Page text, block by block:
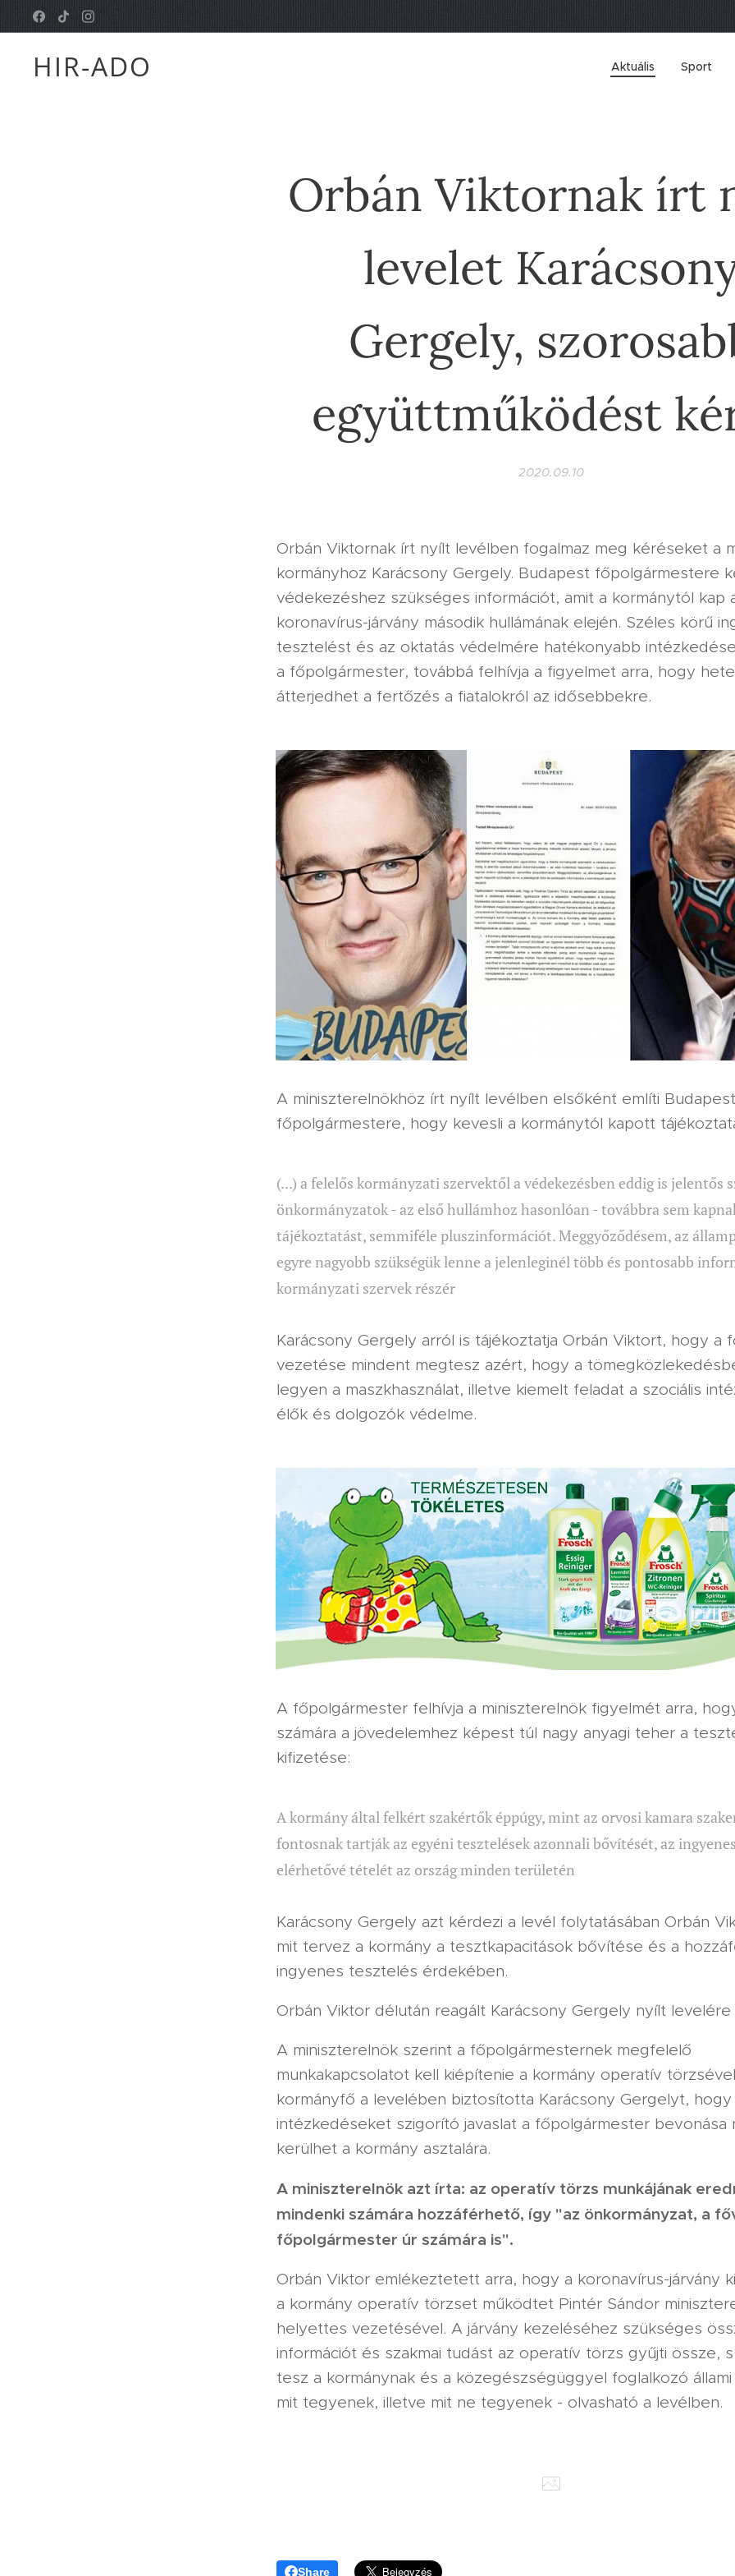
HIR-ADO Aktuális Sport
Orbán Viktornak írt
levelet
Gergely,
együttműködést
2020.09.10
Orbán Viktornak írt nyílt levélben fogalmaz meg kéréseket a
kormányhoz Karácsony Gergely. Budapest főpolgármestere
védekezéshez szükséges információt, amit a kormánytól kap
koronavírus-járvány második hullámának elején. Széles körű
tesztelést és az oktatás védelmére hatékonyabb
a főpolgármester, továbbá felhívja a figyelmet arra, hogy
átterjedhet a fertőzés a fiatalokról az idősebbekre.
A miniszterelnökhöz írt nyílt levélben elsőként említi Budapest
főpolgármestere, hogy kevesli a kormánytól kapott
(...) a felelős kormányzati szervektől a védekezésben eddig is jelentős
önkormányzatok - az első hullámhoz hasonlóan - továbbra sem
tájékoztatást, semmiféle pluszinformációt. Meggyőződésem, az
egyre nagyobb szükségük lenne a jelenleginél több és pontosabb
kormányzati szervek részér
Karácsony Gergely arról is tájékoztatja Orbán Viktort, hogy a
vezetése mindent megtesz azért, hogy a
legyen a maszkhasználat, illetve kiemelt feladat a szociális
élők és dolgozók védelme.
A főpolgármester felhívja a miniszterelnök figyelmét arra,
számára a jövedelemhez képest túl nagy anyagi teher a
kifizetése:
A kormány által felkért szakértők éppúgy, mint az orvosi kamara
fontosnak tartják az egyéni tesztelések azonnali bővítését, az
elérhetővé tételét az ország minden területén
Karácsony Gergely azt kérdezi a levél folytatásában Orbán
mit tervez a kormány a tesztkapacitások bővítése és a
ingyenes tesztelés érdekében.
Orbán Viktor délután reagált Karácsony Gergely nyílt levelére
A miniszterelnök szerint a főpolgármesternek megfelelő
munkakapcsolatot kell kiépítenie a kormány operatív
kormányfő a levelében biztosította Karácsony Gergelyt,
intézkedéseket szigorító javaslat a főpolgármester bevonása
kerülhet a kormány asztalára.
A miniszterelnök azt írta: az operatív törzs munkájának
mindenki számára hozzáférhető, így "az önkormányzat, a
főpolgármester úr számára is".
Orbán Viktor emlékeztetett arra, hogy a koronavírus-járvány
a kormány operatív törzset működtet Pintér Sándor
helyettes vezetésével. A járvány kezeléséhez szükséges
információt és szakmai tudást az operatív törzs gyűjti össze,
tesz a kormánynak és a közegészségüggyel foglalkozó
mit tegyenek, illetve mit ne tegyenek - olvasható a levélben.
Share